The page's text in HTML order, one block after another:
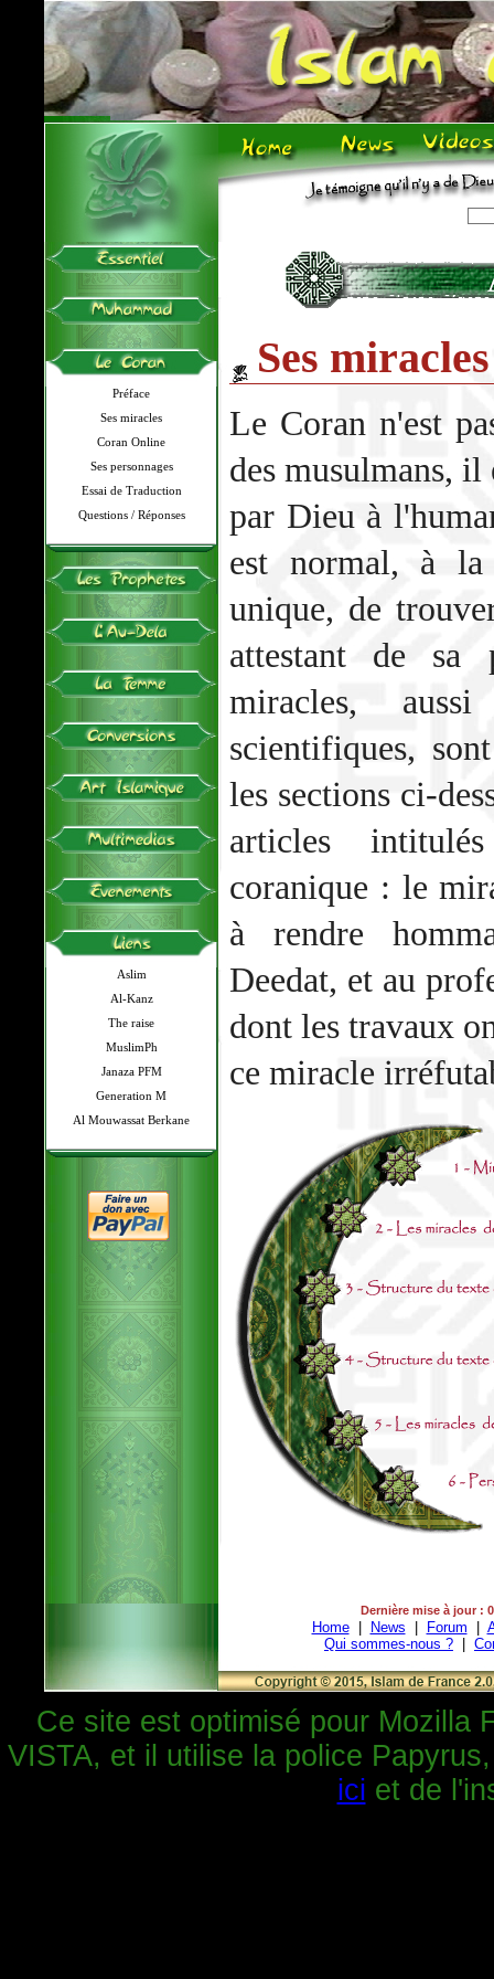
Préface
Ses miracles
Coran Online
Ses personnages
Essai de Traduction
Questions / Réponses
Aslim
Al-Kanz
The raise
MuslimPh
Janaza PFM
Generation M
Al Mouwassat Berkane
Ses miracles
Le Coran n'est
des musulmans,
par Dieu à
est normal, à la
unique, de
attestant de sa
miracles,
scientifiques,
les sections ci-
articles
coranique : le
à rendre
Deedat, et au
dont les travaux
ce miracle
Dernière mise à jour :
Home| News | Forum |
Qui sommes-nous ? |
Ce site est optimisé pour Mozilla
VISTA, et il utilise la police
ici et de